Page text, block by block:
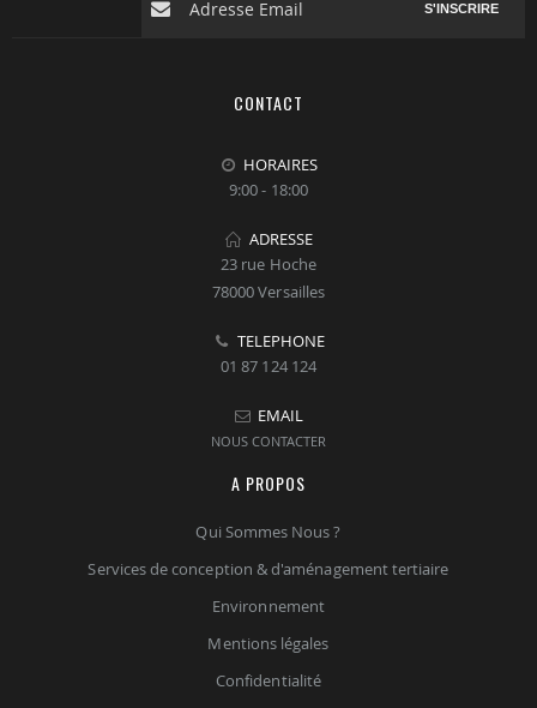
S'INSCRIRE
CONTACT
HORAIRES
9:00 - 18:00
ADRESSE
23 rue Hoche
78000 Versailles
TELEPHONE
01 87 124 124
EMAIL
NOUS CONTACTER
A PROPOS
Qui Sommes Nous ?
Services de conception & d'aménagement tertiaire
Environnement
Mentions légales
Confidentialité